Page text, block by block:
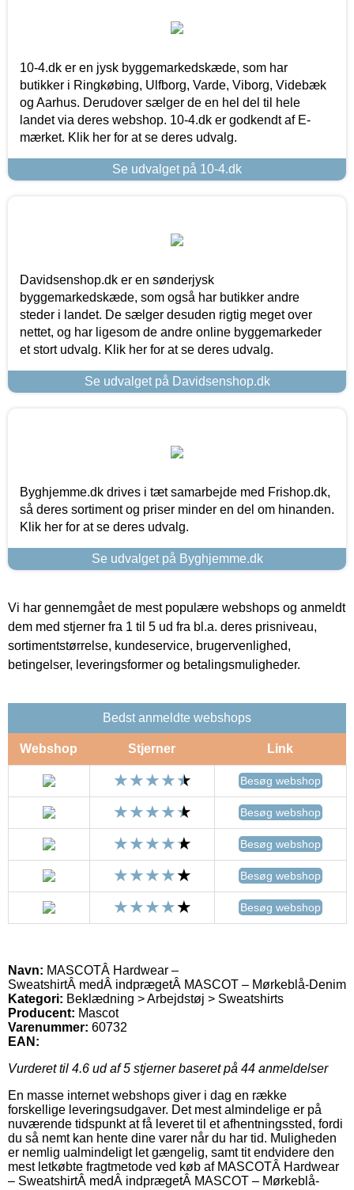
10-4.dk er en jysk byggemarkedskæde, som har
butikker i Ringkøbing, Ulfborg, Varde, Viborg, Videbæk
og Aarhus. Derudover sælger de en hel del til hele
landet via deres webshop. 10-4.dk er godkendt af E-
mærket. Klik her for at se deres udvalg.
Se udvalget på 10-4.dk
Davidsenshop.dk er en sønderjysk
byggemarkedskæde, som også har butikker andre
steder i landet. De sælger desuden rigtig meget over
nettet, og har ligesom de andre online byggemarkeder
et stort udvalg. Klik her for at se deres udvalg.
Se udvalget på Davidsenshop.dk
Byghjemme.dk drives i tæt samarbejde med Frishop.dk,
så deres sortiment og priser minder en del om hinanden.
Klik her for at se deres udvalg.
Se udvalget på Byghjemme.dk
Vi har gennemgået de mest populære webshops og anmeldt
dem med stjerner fra 1 til 5 ud fra bl.a. deres prisniveau,
sortimentstørrelse, kundeservice, brugervenlighed,
betingelser, leveringsformer og betalingsmuligheder.
Bedst anmeldte webshops
Webshop Stjerner Link
Besøg webshop
Besøg webshop
Besøg webshop
Besøg webshop
Besøg webshop
Navn: MASCOTÂ Hardwear –
SweatshirtÂ medÂ indprægetÂ MASCOT – Mørkeblå-Denim
Kategori: Beklædning > Arbejdstøj > Sweatshirts
Producent: Mascot
Varenummer: 60732
EAN:
Vurderet til 4.6 ud af 5 stjerner baseret på 44 anmeldelser
En masse internet webshops giver i dag en række
forskellige leveringsudgaver. Det mest almindelige er på
nuværende tidspunkt at få leveret til et afhentningssted, fordi
du så nemt kan hente dine varer når du har tid. Muligheden
er nemlig ualmindeligt let gængelig, samt tit endvidere den
mest letkøbte fragtmetode ved køb af MASCOTÂ Hardwear
– SweatshirtÂ medÂ indprægetÂ MASCOT – Mørkeblå-